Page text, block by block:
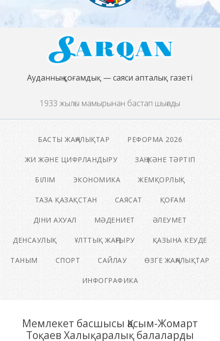
Ауданның қоғамдық — саяси апталық газеті
1933 жылғы мамырынан бастап шығады
БАСТЫ ЖАҢАЛЫҚТАР РЕФОРМА 2026
ЖИ ЖӘНЕ ЦИФРЛАНДЫРУ ЗАҢ ЖӘНЕ ТӘРТІП
БІЛІМ ЭКОНОМИКА ЖЕМҚОРЛЫҚ
ТАЗА ҚАЗАҚСТАН САЯСАТ ҚОҒАМ
ДІНИ АХУАЛ МӘДЕНИЕТ ӘЛЕУМЕТ
ДЕНСАУЛЫҚ ҰЛТТЫҚ ЖАҢҒЫРУ ҚАЗЫНА КЕУДЕ
ТАНЫМ СПОРТ САЙЛАУ ӨЗГЕ ЖАҢАЛЫҚТАР
ИНФОГРАФИКА
Мемлекет басшысы Қасым-Жомарт
Тоқаев Халықаралық балаларды